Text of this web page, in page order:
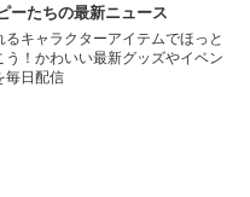
ーたちの最新ニュース
るキャラクターアイテムでほっと
う！かわいい最新グッズやイベン
毎日配信